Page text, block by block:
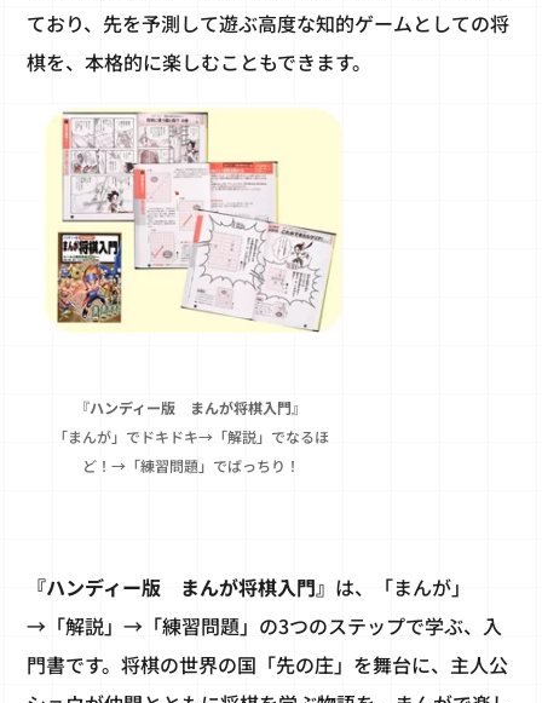
ており、先を予測して遊ぶ高度な知的ゲームとしての将
棋を、本格的に楽しむこともできます。
『ハンディー版 まんが将棋入門』
「まんが」でドキドキ→「解説」でなるほ
ど！→「練習問題」でばっちり！
『ハンディー版 まんが将棋入門』 は、「まんが」
→「解説」→「練習問題」の3つのステップで学ぶ、入
門書です。将棋の世界の国「先の庄」を舞台に、主人公